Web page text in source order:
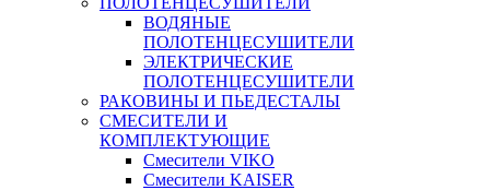
ВОДЯНЫЕ
ПОЛОТЕНЦЕСУШИТЕЛИ
ЭЛЕКТРИЧЕСКИЕ
ПОЛОТЕНЦЕСУШИТЕЛИ
РАКОВИНЫ И ПЬЕДЕСТАЛЫ
СМЕСИТЕЛИ И
КОМПЛЕКТУЮЩИЕ
Смесители VIKO
Смесители KAISER